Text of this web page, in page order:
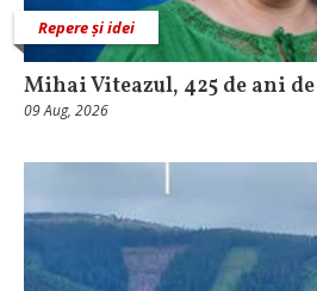
Repere și idei
Mihai Viteazul, 425 de ani
09 Aug, 2026